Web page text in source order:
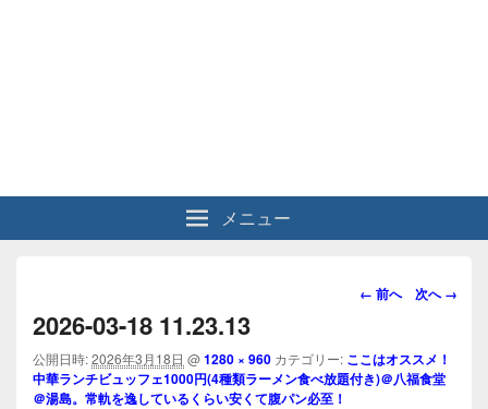
メニュー
画
ビ
ゲ
← 前へ 次へ →
2026-03-18 11.23.13
公開日時:2026年3月18日 @1280 × 960 カテゴリー: ここはオススメ！
中華ランチビュッフェ1000円(4種類ラーメン食べ放題付き)＠八福食堂
＠湯島。常軌を逸しているくらい安くて腹パン必至！